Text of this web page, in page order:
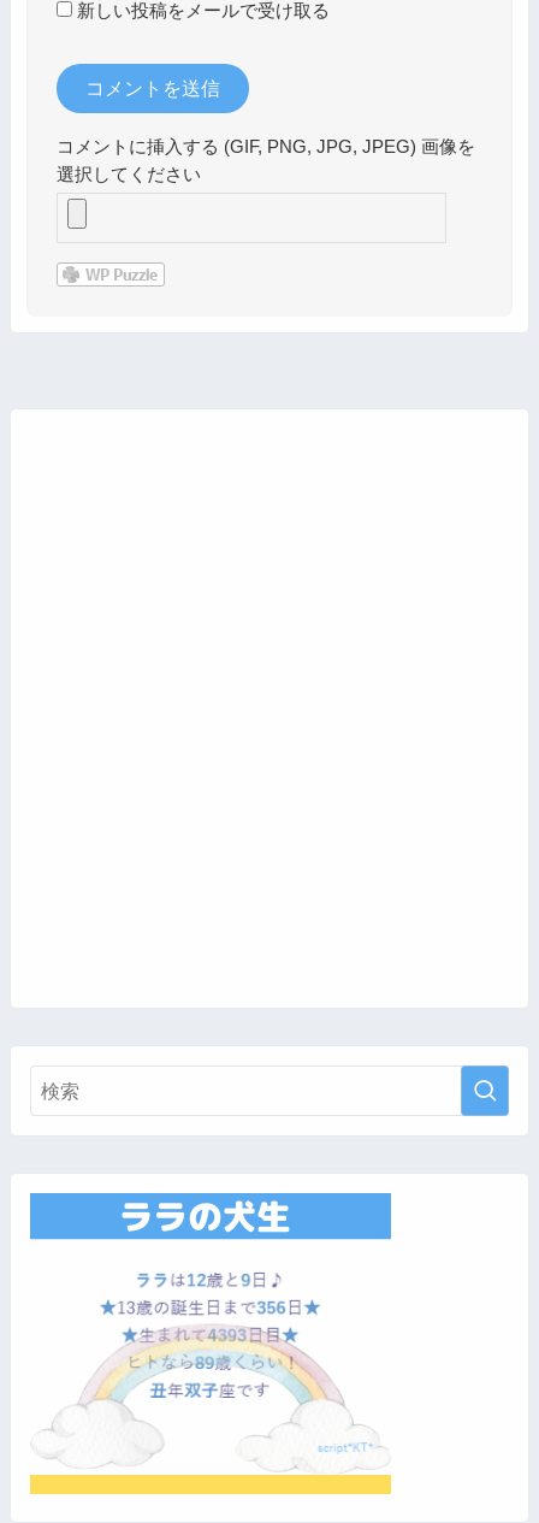
新しい投稿をメールで受け取る
コメントに挿入する (GIF, PNG, JPG, JPEG) 画像を
選択してください